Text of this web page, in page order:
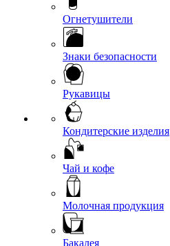
Огнетушители
Знаки безопасности
Рукавицы
Кондитерские изделия
Чай и кофе
Молочная продукция
Бакалея